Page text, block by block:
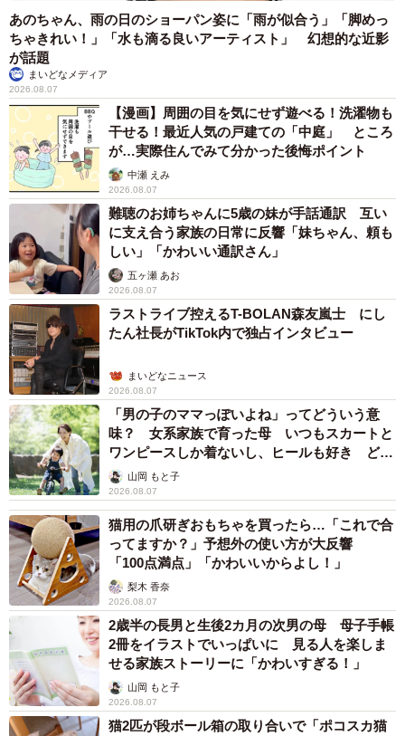
あのちゃん、雨の日のショーパン姿に「雨が似合う」「脚めっ
ちゃきれい！」「水も滴る良いアーティスト」 幻想的な近影
が話題
まいどなメディア
2026.08.07
【漫画】周囲の目を気にせず遊べる！洗濯物も
干せる！最近人気の戸建ての「中庭」 ところ
が…実際住んでみて分かった後悔ポイント
中瀬 えみ
2026.08.07
難聴のお姉ちゃんに5歳の妹が手話通訳 互い
に支え合う家族の日常に反響「妹ちゃん、頼も
しい」「かわいい通訳さん」
五ヶ瀬 あお
2026.08.07
ラストライブ控えるT-BOLAN森友嵐士 にし
たん社長がTikTok内で独占インタビュー
まいどなニュース
2026.08.07
「男の子のママっぽいよね」ってどういう意
味？ 女系家族で育った母 いつもスカートと
ワンピースしか着ないし、ヒールも好き どの
へんが…
山岡 もと子
2026.08.07
猫用の爪研ぎおもちゃを買ったら…「これで合
ってますか？」予想外の使い方が大反響
「100点満点」「かわいいからよし！」
梨木 香奈
2026.08.07
2歳半の長男と生後2カ月の次男の母 母子手帳
2冊をイラストでいっぱいに 見る人を楽しま
せる家族ストーリーに「かわいすぎる！」
山岡 もと子
2026.08.07
猫2匹が段ボール箱の取り合いで「ポコスカ猫